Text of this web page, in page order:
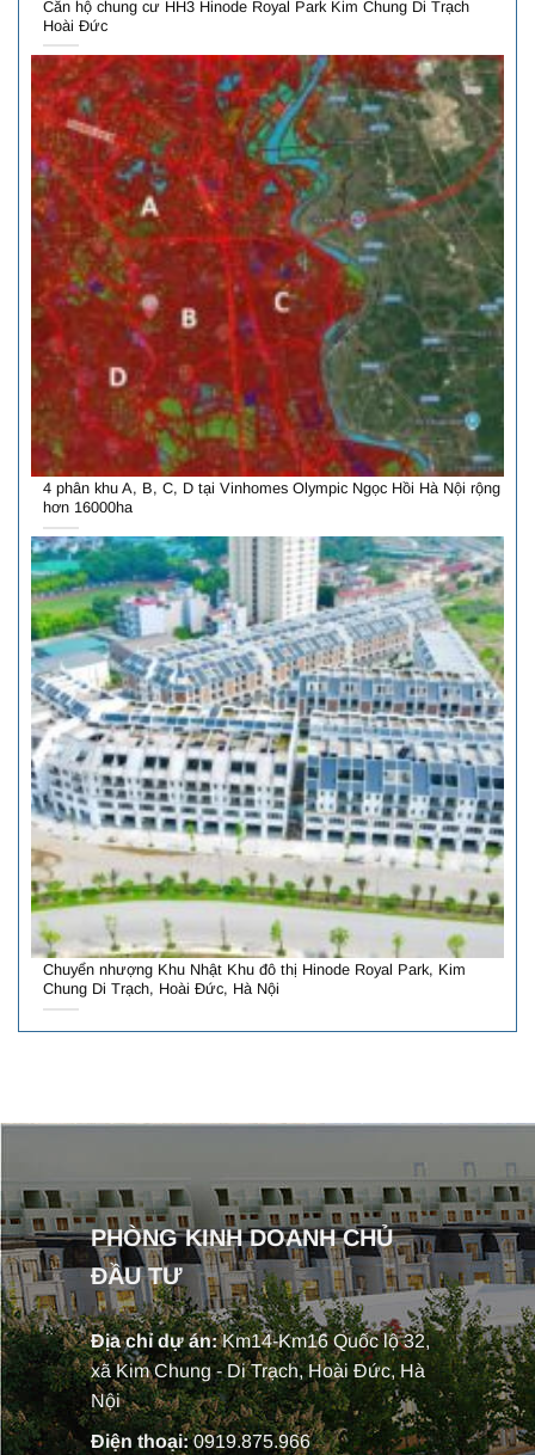
Căn hộ chung cư HH3 Hinode Royal Park Kim Chung Di Trạch
Hoài Đức
4 phân khu A, B, C, D tại Vinhomes Olympic Ngọc Hồi Hà Nội rộng
hơn 16000ha
Chuyển nhượng Khu Nhật Khu đô thị Hinode Royal Park, Kim
Chung Di Trạch, Hoài Đức, Hà Nội
PHÒNG KINH DOANH CHỦ
ĐẦU TƯ
Địa chỉ dự án:Km14-Km16 Quốc lộ 32,
xã Kim Chung - Di Trạch, Hoài Đức, Hà
Nội
Điện thoại:0919.875.966